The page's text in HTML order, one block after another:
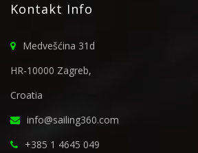
Kontakt Info
Medvešćina 31d
HR-10000 Zagreb,
Croatia
info@sailing360.com
+385 1 4645 049